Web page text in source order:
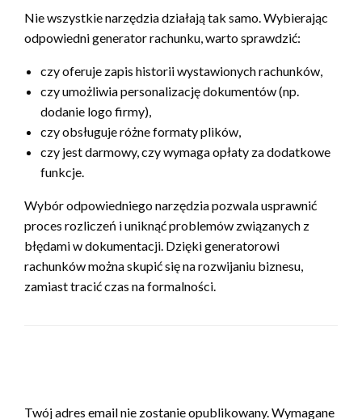
Nie wszystkie narzędzia działają tak samo. Wybierając
odpowiedni generator rachunku, warto sprawdzić:
czy oferuje zapis historii wystawionych rachunków,
czy umożliwia personalizację dokumentów (np.
dodanie logo firmy),
czy obsługuje różne formaty plików,
czy jest darmowy, czy wymaga opłaty za dodatkowe
funkcje.
Wybór odpowiedniego narzędzia pozwala usprawnić
proces rozliczeń i uniknąć problemów związanych z
błędami w dokumentacji. Dzięki generatorowi
rachunków można skupić się na rozwijaniu biznesu,
zamiast tracić czas na formalności.
Twój adres email nie zostanie opublikowany. Wymagane